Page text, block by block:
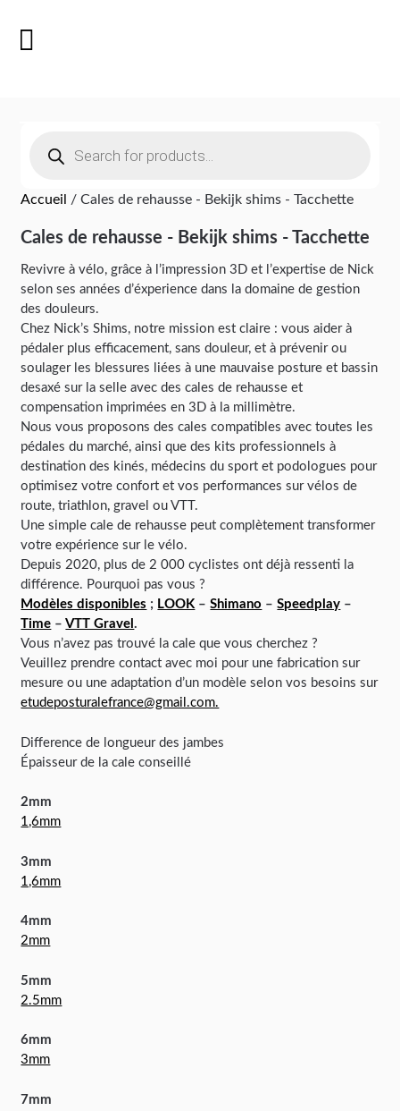
Accueil / Cales de rehausse - Bekijk shims - Tacchette
Cales de rehausse - Bekijk shims - Tacchette
Revivre à vélo, grâce à l’impression 3D et l’expertise de Nick
selon ses années d’éxperience dans la domaine de gestion
des douleurs.
Chez Nick’s Shims, notre mission est claire : vous aider à
pédaler plus efficacement, sans douleur, et à prévenir ou
soulager les blessures liées à une mauvaise posture et bassin
desaxé sur la selle avec des cales de rehausse et
compensation imprimées en 3D à la millimètre.
Nous vous proposons des cales compatibles avec toutes les
pédales du marché, ainsi que des kits professionnels à
destination des kinés, médecins du sport et podologues pour
optimisez votre confort et vos performances sur vélos de
route, triathlon, gravel ou VTT.
Une simple cale de rehausse peut complètement transformer
votre expérience sur le vélo.
Depuis 2020, plus de 2 000 cyclistes ont déjà ressenti la
différence. Pourquoi pas vous ?
Modèles disponibles ; LOOK–Shimano –Speedplay –
Time –VTT Gravel.
Vous n’avez pas trouvé la cale que vous cherchez ?
Veuillez prendre contact avec moi pour une fabrication sur
mesure ou une adaptation d’un modèle selon vos besoins sur
etudeposturalefrance@gmail.com.
Difference de longueur des jambes
Épaisseur de la cale conseillé
2mm
1,6mm
3mm
1,6mm
4mm
2mm
5mm
2.5mm
6mm
3mm
7mm